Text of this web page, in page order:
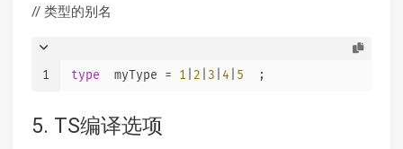
// 类型的别名
1 type
  myType =
1 2 3 4 5
  ;
5. TS编译选项